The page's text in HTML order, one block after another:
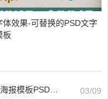
体效果-可替换的PSD文字
板
材28套【A04078】
03/09